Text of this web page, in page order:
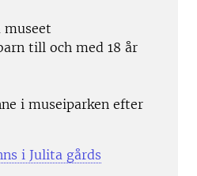
museet
till och med 18 år
i museiparken efter
i Julita gårds